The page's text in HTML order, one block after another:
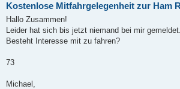
Kostenlose Mitfahrgelegenheit zur Ham
Hallo Zusammen!
Leider hat sich bis jetzt niemand bei mir gemeldet.
Besteht Interesse mit zu fahren?
73
Michael,